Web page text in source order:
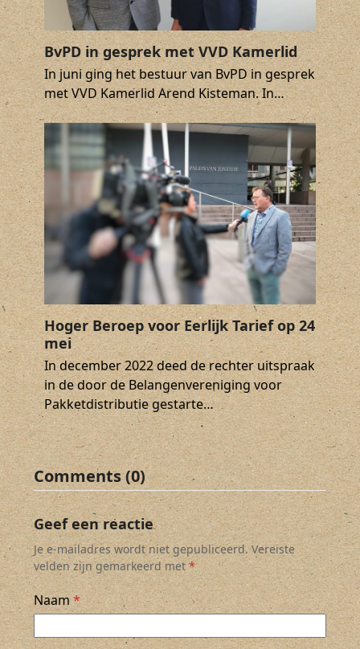
BvPD in gesprek met VVD Kamerlid
In juni ging het bestuur van BvPD in gesprek
met VVD Kamerlid Arend Kisteman. In…
Hoger Beroep voor Eerlijk Tarief op 24
mei
In december 2022 deed de rechter uitspraak
in de door de Belangenvereniging voor
Pakketdistributie gestarte…
Comments (0)
Geef een reactie
Je e-mailadres wordt niet gepubliceerd. Vereiste
velden zijn gemarkeerd met*
Naam*